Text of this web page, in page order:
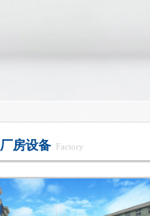
厂房设备 Factory